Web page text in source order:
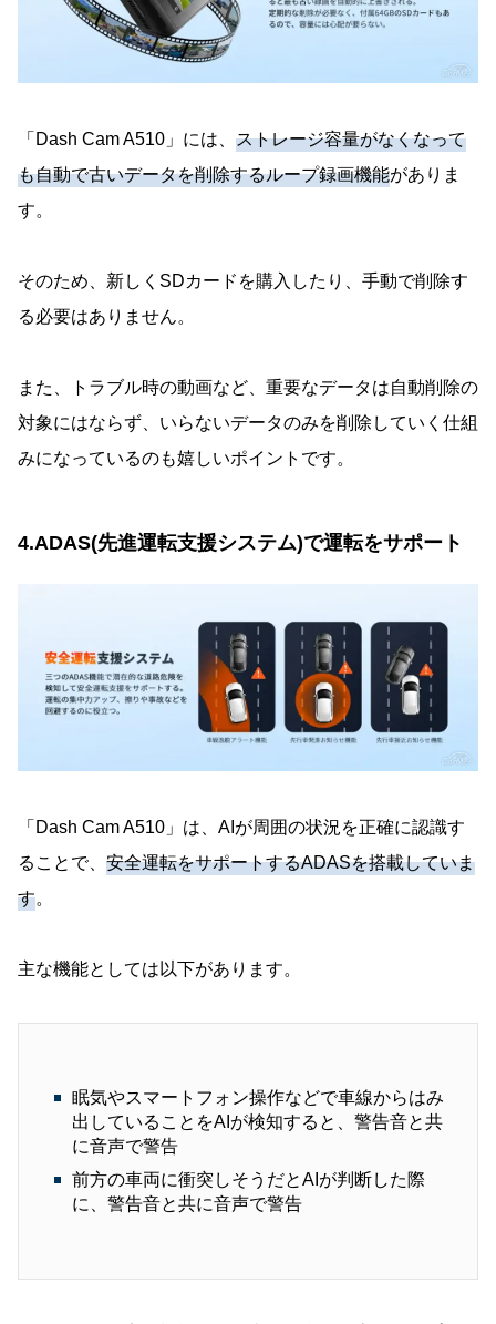
「Dash Cam A510」には、 ストレージ容量がなくなって
も自動で古いデータを削除するループ録画機能がありま
す。
そのため、新しくSDカードを購入したり、手動で削除す
る必要はありません。
また、トラブル時の動画など、重要なデータは自動削除の
対象にはならず、いらないデータのみを削除していく仕組
みになっているのも嬉しいポイントです。
4.ADAS(先進運転支援システム)で運転をサポート
「Dash Cam A510」は、AIが周囲の状況を正確に認識す
ることで、 安全運転をサポートするADASを搭載していま
す。
主な機能としては以下があります。
眠気やスマートフォン操作などで車線からはみ
出していることをAIが検知すると、警告音と共
に音声で警告
前方の車両に衝突しそうだとAIが判断した際
に、警告音と共に音声で警告